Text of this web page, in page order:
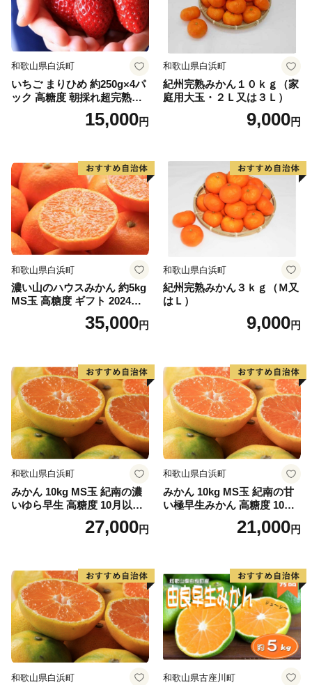
和歌山県白浜町
いちご まりひめ 約250g×4パ
ック 高糖度 朝採れ超完熟ま
りひめ 1月以降発送分
15,000円
和歌山県白浜町
紀州完熟みかん１０ｋｇ（家
庭用大玉・２Ｌ又は３Ｌ）
9,000円
和歌山県白浜町
濃い山のハウスみかん 約5kg
MS玉 高糖度 ギフト 2024年7
35,000円
和歌山県白浜町
紀州完熟みかん３ｋｇ（Ｍ又
はＬ）
9,000円
和歌山県白浜町
みかん 10kg MS玉 紀南の濃
いゆら早生 高糖度 10月以降
発送 マルチ被覆栽培27,000円
和歌山県白浜町
みかん 10kg MS玉 紀南の甘
い極早生みかん 高糖度 10月
以降発送 マルチ被覆栽培
21,000円
和歌山県白浜町 和歌山県古座川町